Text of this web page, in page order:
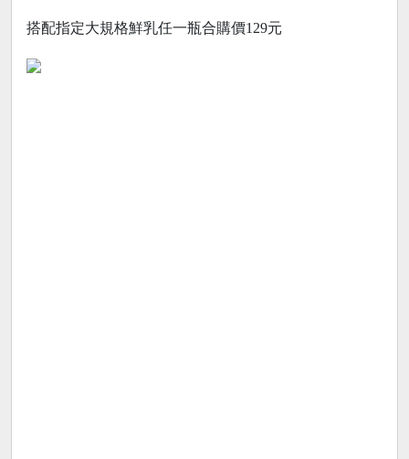
搭配指定大規格鮮乳任一瓶合購價129元